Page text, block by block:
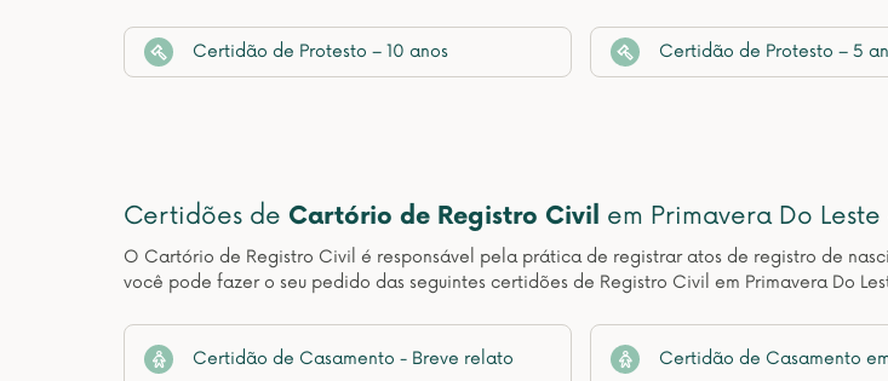
Certidão de Protesto – 10 anos Certidão de Protesto – 5
Certidões de Cartório de Registro Civil em Primavera Do Leste
O Cartório de Registro Civil é responsável pela prática de registrar atos de registro de
você pode fazer o seu pedido das seguintes certidões de Registro Civil em Primavera Do
Certidão de Casamento - Breve relato Certidão de Casamento